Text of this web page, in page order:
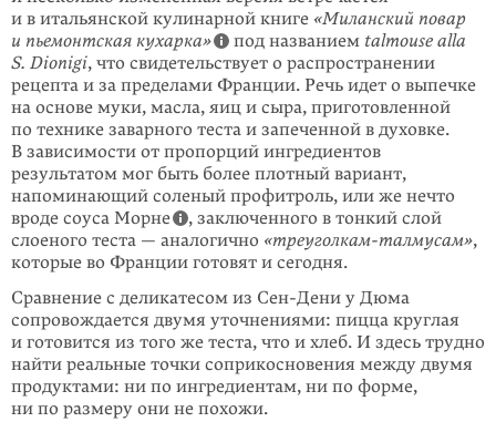
и в итальянской кулинарной книге «Миланский повар
и пьемонтская кухарка»
под названием talmouse alla
S. Dionigi, что свидетельствует о распространении
рецепта и за пределами Франции. Речь идет о выпечке
на основе муки, масла, яиц и сыра, приготовленной
по технике заварного теста и запеченной в духов­ке.
В зависимости от пропорций ингредиентов
результатом мог быть более плотный вариант,
напоминающий соленый профитроль, или же нечто
вроде соуса Морне
, заключенного в тонкий слой
слоеного теста — аналогично «треуголкам-талмусам»,
которые во Франции готовят и сегодня.
Сравнение с деликатесом из Сен-Дени у Дюма
сопровождается двумя уточ­нениями: пицца круглая
и готовится из того же теста, что и хлеб. И здесь трудно
найти реальные точки соприкосновения между двумя
продуктами: ни по ингредиентам, ни по форме,
ни по размеру они не похожи.